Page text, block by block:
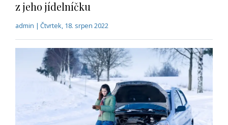
z jeho jídelníčku
admin | Čtvrtek, 18. srpen 2022